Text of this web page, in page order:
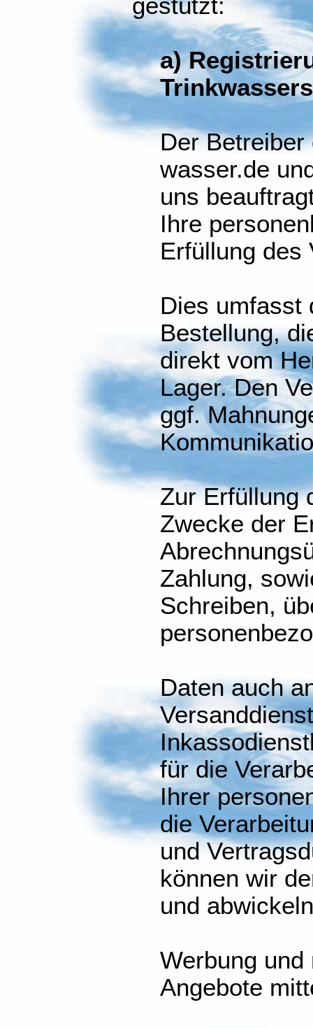
gestützt:
a)
Der
wasser.de
uns
Ihre
Erfüllung des
Dies umfasst
Bestellung,
direkt vom
Lager. Den
ggf.
Zur Erfüllung
Zwecke der
Zahlung,
Schreiben,
Daten auch
für die
Ihrer
die
und
können wir
und
Werbung
Angebote